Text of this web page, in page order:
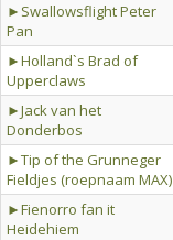
►Swallowsflight Peter
Pan
►Holland`s Brad of
Upperclaws
►Jack van het
Donderbos
►Tip of the Grunneger
Fieldjes (roepnaam MAX)
►Fienorro fan it
Heidehiem